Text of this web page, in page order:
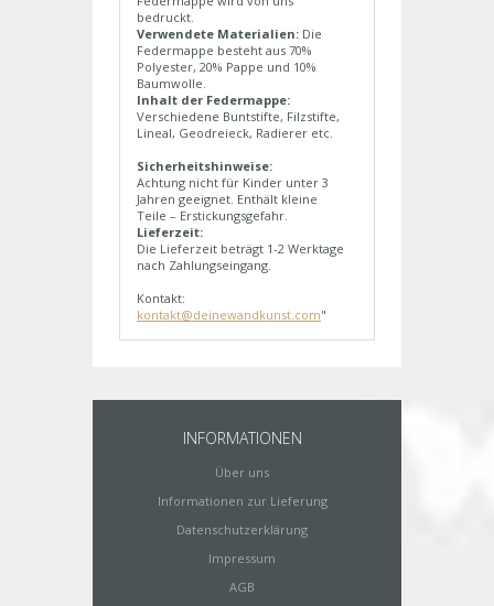
bedruckt.
Verwendete Materialien: Die
Federmappe besteht aus 70%
Polyester, 20% Pappe und 10%
Baumwolle.
Inhalt der Federmappe:
Verschiedene Buntstifte, Filzstifte,
Lineal, Geodreieck, Radierer etc.
Sicherheitshinweise:
Achtung nicht für Kinder unter 3
Jahren geeignet. Enthält kleine
Teile – Erstickungsgefahr.
Lieferzeit:
Die Lieferzeit beträgt 1-2 Werktage
nach Zahlungseingang.
Kontakt:
kontakt@deinewandkunst.com"
INFORMATIONEN
Über uns
Informationen zur Lieferung
Datenschutzerklärung
Impressum
AGB